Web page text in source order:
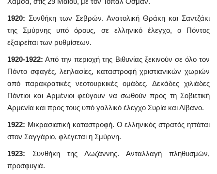
1920: Συνθήκη των Σεβρών. Ανατολική Θράκη και Σαντζάκι
της Σμύρνης υπό όρους, σε ελληνικό έλεγχο, ο Πόντος
εξαιρείται των ρυθμίσεων.
1920-1922: Από την περιοχή της Βιθυνίας ξεκινούν σε όλο τον
Πόντο σφαγές, λεηλασίες, καταστροφή χριστιανικών χωριών
από παρακρατικές νεοτουρκικές ομάδες. Δεκάδες χιλιάδες
Πόντιοι και Αρμένιοι φεύγουν να σωθούν προς τη Σοβιετική
Αρμενία και προς τους υπό γαλλικό έλεγχο Συρία και Λίβανο.
1922: Μικρασιατική καταστροφή. Ο ελληνικός στρατός ηττάται
στον Σαγγάριο, φλέγεται η Σμύρνη.
1923: Συνθήκη της Λωζάννης. Ανταλλαγή πληθυσμών,
προσφυγιά.